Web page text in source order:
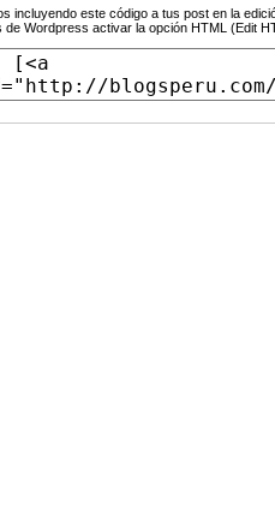
incluyendo este código a tus post en la
de Wordpress activar la opción HTML (Edit